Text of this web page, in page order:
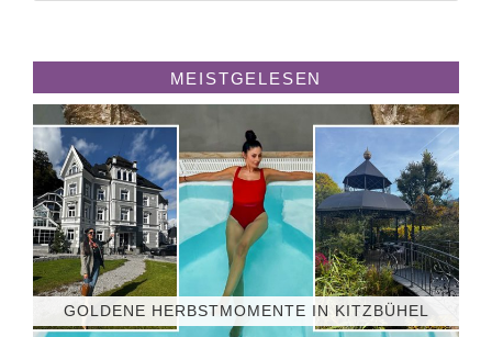
MEISTGELESEN
GOLDENE HERBSTMOMENTE IN KITZBÜHEL